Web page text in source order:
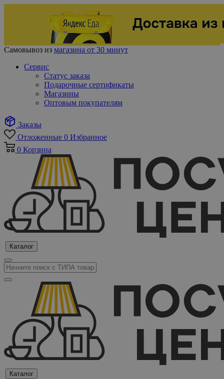
Самовывоз из магазина от 30 минут
Сервис
Статус заказа
Подарочные сертификаты
Магазины
Оптовым покупателям
Заказы
Отложенные 0 Избранное
0 Корзина
Каталог
Каталог